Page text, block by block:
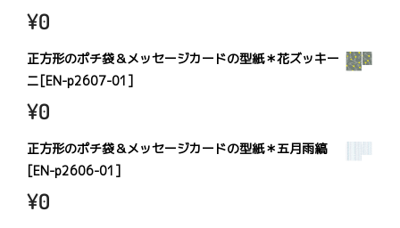
¥0
正方形のポチ袋＆メッセージカードの型紙＊花ズッキー
ニ[EN-p2607-01]
¥0
正方形のポチ袋＆メッセージカードの型紙＊五月雨縞
[EN-p2606-01]
¥0